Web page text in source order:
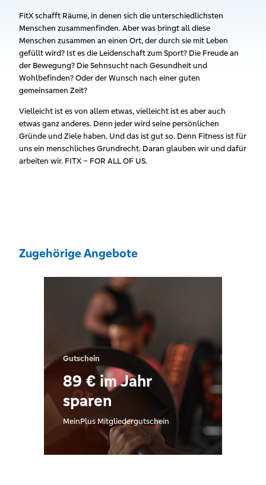
FitX schafft Räume, in denen sich die unterschiedlichsten
Menschen zusammenfinden. Aber was bringt all diese
Menschen zusammen an einen Ort, der durch sie mit Leben
gefüllt wird? Ist es die Leidenschaft zum Sport? Die Freude an
der Bewegung? Die Sehnsucht nach Gesundheit und
Wohlbefinden? Oder der Wunsch nach einer guten
gemeinsamen Zeit?
Vielleicht ist es von allem etwas, vielleicht ist es aber auch
etwas ganz anderes. Denn jeder wird seine persönlichen
Gründe und Ziele haben. Und das ist gut so. Denn Fitness ist für
uns ein menschliches Grundrecht. Daran glauben wir und dafür
arbeiten wir. FITX – FOR ALL OF US.
Zugehörige Angebote
Gutschein
89 € im Jahr
sparen
MeinPlus Mitgliedergutschein